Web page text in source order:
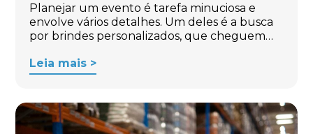
Planejar um evento é tarefa minuciosa e
envolve vários detalhes. Um deles é a busca
por brindes personalizados, que cheguem…
Leia mais >